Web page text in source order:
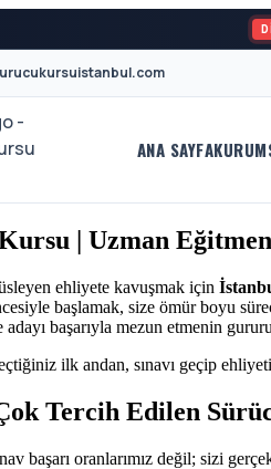
ANA SAYFA
Kursu | Uzman
ehliyete kavuşmak için
başlamak, size ömür boyu
başarıyla mezun etmenin
ilk andan, sınavı geçip
Tercih Edilen
başarı oranlarımız değil; sizi